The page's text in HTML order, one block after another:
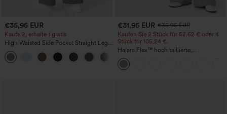
€35,95 EUR
Kaufe 2, erhalte 1 gratis
High Waisted Side Pocket Straight Leg
Work Pants
€31,95 EUR €35,95 EUR
Kaufen Sie 2 Stück für 52,62 € oder 4
Stück für 105,24 €.
Halara Flex™ hoch taillierte,
figurformende Arbeitshose, die die Taille
schmaler wirken lässt, mit Taschen,
weitem Bein und Mikro-Waffelstruktur